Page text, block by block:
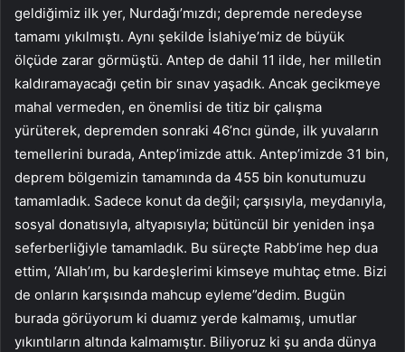
geldiğimiz ilk yer, Nurdağı’mızdı; depremde neredeyse
tamamı yıkılmıştı. Aynı şekilde İslahiye’miz de büyük
ölçüde zarar görmüştü. Antep de dahil 11 ilde, her milletin
kaldıramayacağı çetin bir sınav yaşadık. Ancak gecikmeye
mahal vermeden, en önemlisi de titiz bir çalışma
yürüterek, depremden sonraki 46’ncı günde, ilk yuvaların
temellerini burada, Antep’imizde attık. Antep’imizde 31 bin,
deprem bölgemizin tamamında da 455 bin konutumuzu
tamamladık. Sadece konut da değil; çarşısıyla, meydanıyla,
sosyal donatısıyla, altyapısıyla; bütüncül bir yeniden inşa
seferberliğiyle tamamladık. Bu süreçte Rabb’ime hep dua
ettim, ‘Allah’ım, bu kardeşlerimi kimseye muhtaç etme. Bizi
de onların karşısında mahcup eyleme”dedim. Bugün
burada görüyorum ki duamız yerde kalmamış, umutlar
yıkıntıların altında kalmamıştır. Biliyoruz ki şu anda dünya